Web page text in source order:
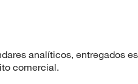
analíticos, entregados
comercial.